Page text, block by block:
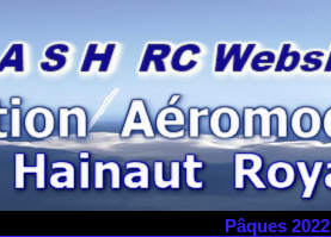
Pâques 2022